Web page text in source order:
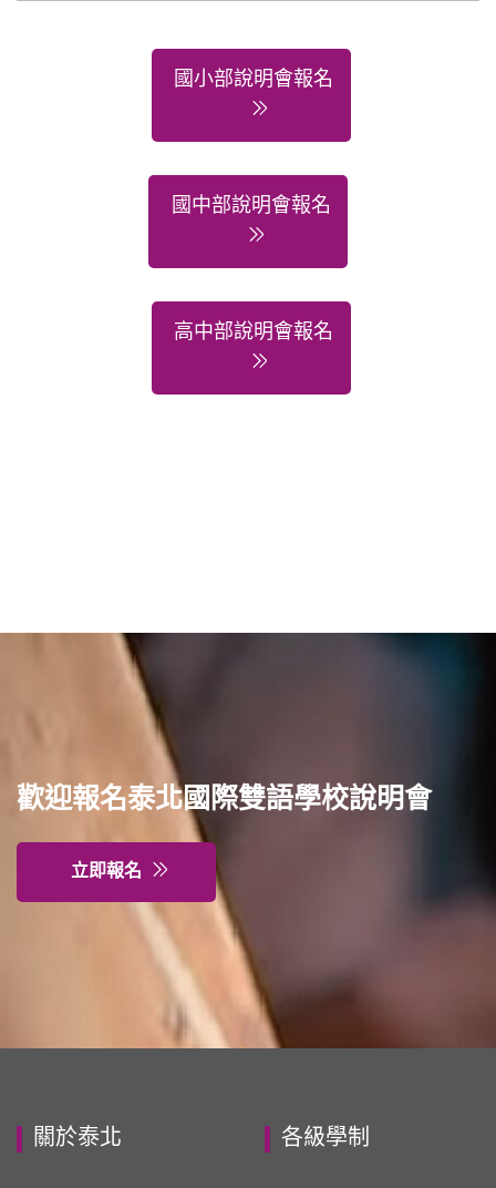
國小部說明會報名
國中部說明會報名
高中部說明會報名
歡迎報名泰北國際雙語學校說明會
立即報名
關於泰北 各級學制